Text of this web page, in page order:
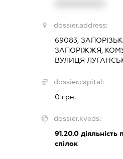
dossier.address:
69083,
ЗАПОРІЖЖЯ,
ВУЛИЦЯ
dossier.capital:
0 грн.
dossier.kveds:
91.20.0діяльність
спілок